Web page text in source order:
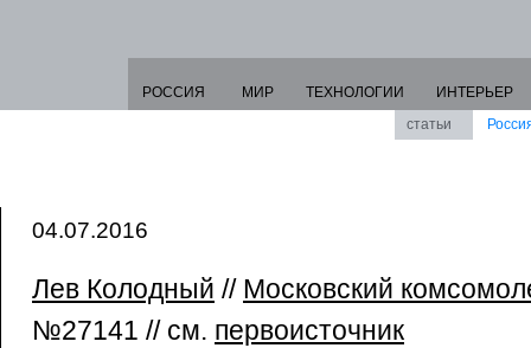
РОССИЯ МИР ТЕХНОЛОГИИ
ИНТЕРЬЕР
статьи
04.07.2016
Лев Колодный // Московский
№27141 // см. первоисточник